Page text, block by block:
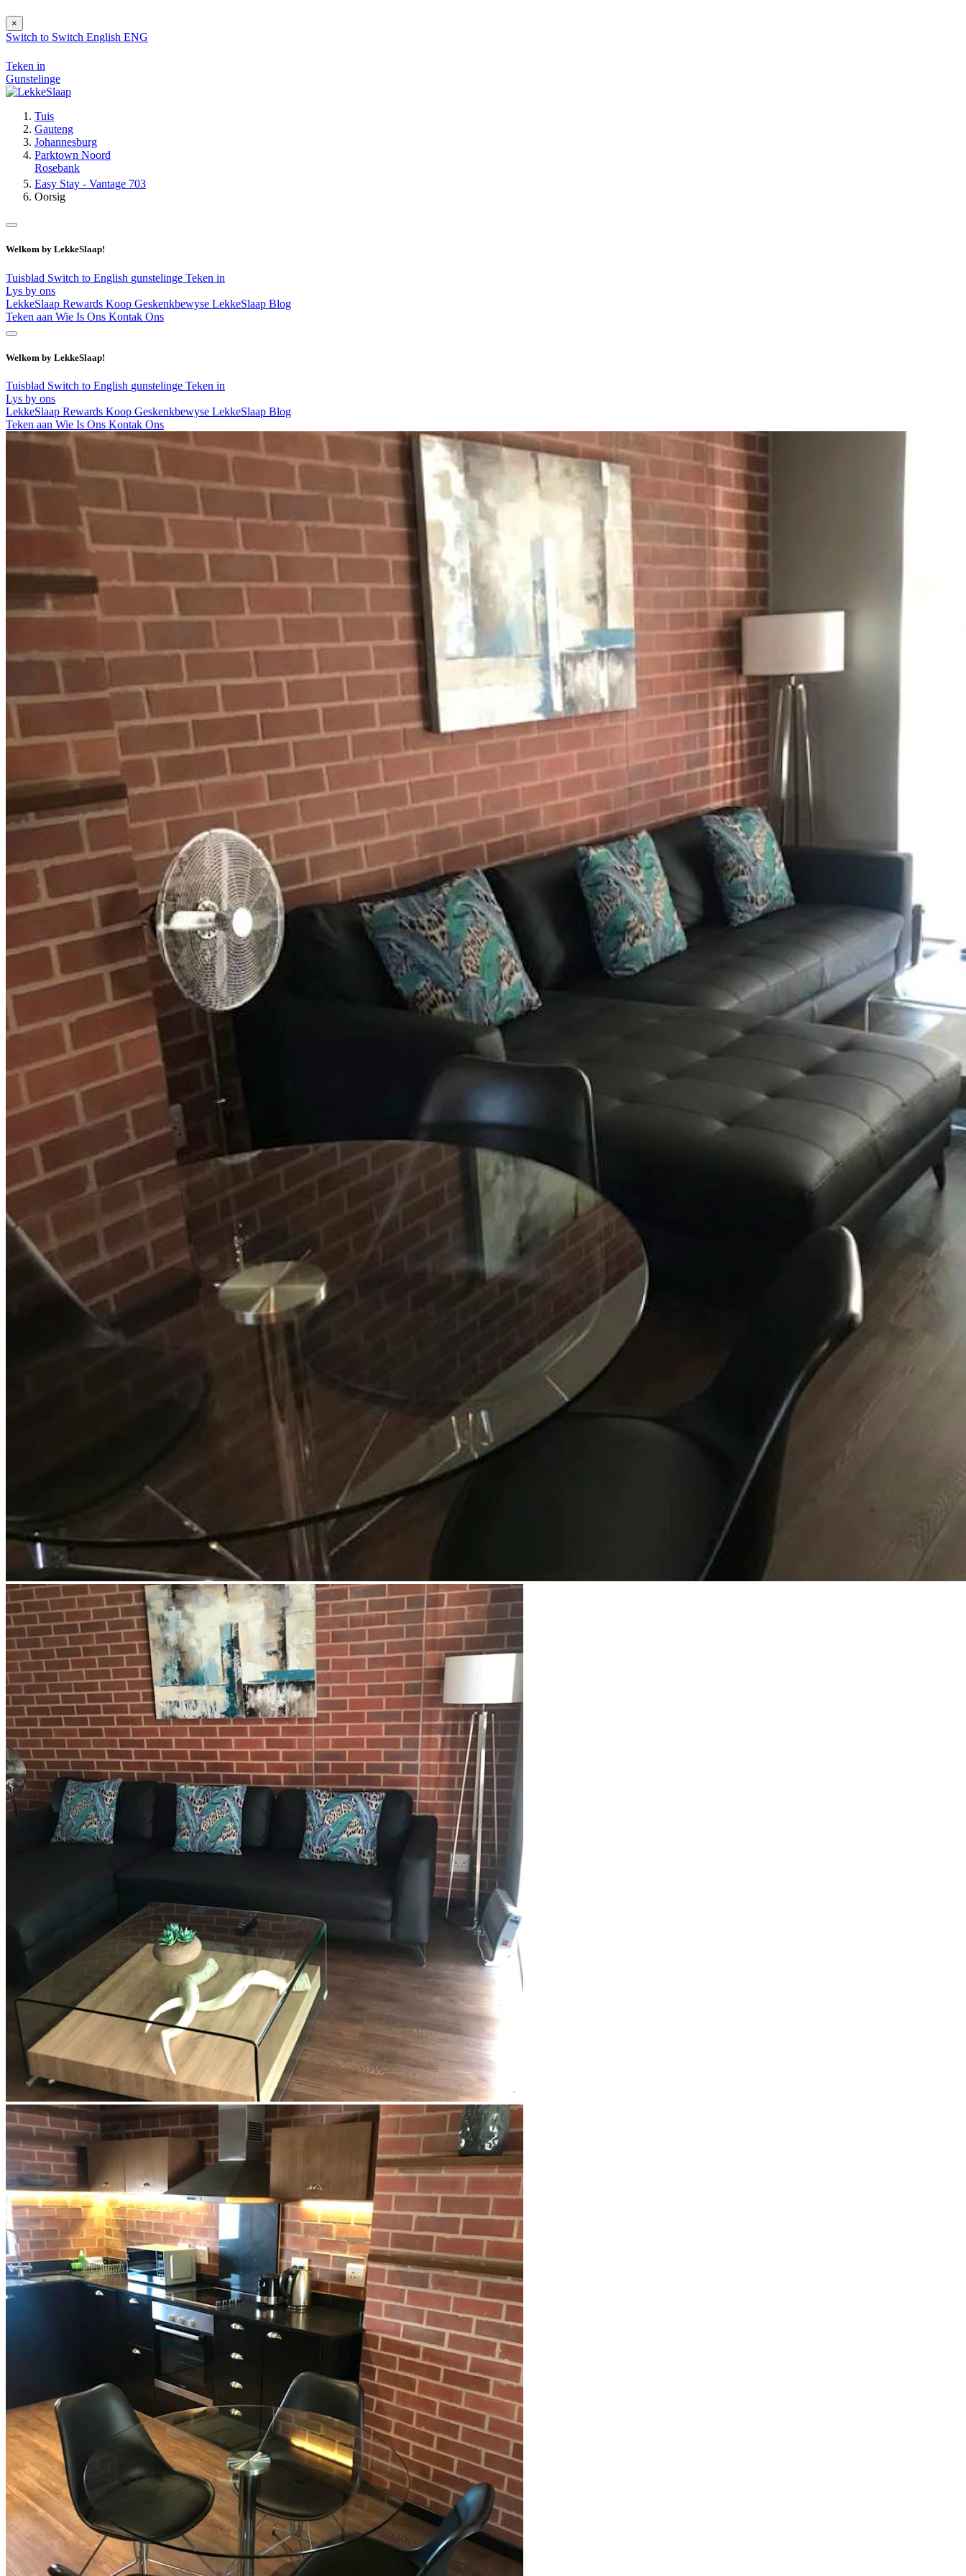
×
Switch to Switch English ENG
Teken in
Gunstelinge
Tuis
Gauteng
Johannesburg
Parktown Noord
Rosebank
Easy Stay - Vantage 703
Oorsig
Welkom by LekkeSlaap!
Tuisblad Switch to English gunstelinge Teken in
Lys by ons
LekkeSlaap Rewards Koop Geskenkbewyse LekkeSlaap Blog
Teken aan Wie Is Ons Kontak Ons
Welkom by LekkeSlaap!
Tuisblad Switch to English gunstelinge Teken in
Lys by ons
LekkeSlaap Rewards Koop Geskenkbewyse LekkeSlaap Blog
Teken aan Wie Is Ons Kontak Ons